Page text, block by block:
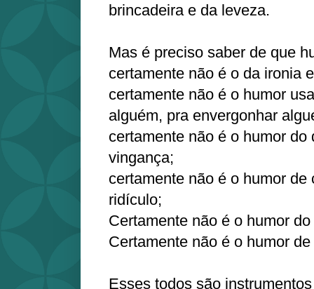
brincadeira e da leveza.
Mas é preciso saber de que
certamente não é o da ironia
certamente não é o humor
alguém, pra envergonhar
certamente não é o humor do
vingança;
certamente não é o humor
ridículo;
Certamente não é o humor
Certamente não é o humor
Esses todos são